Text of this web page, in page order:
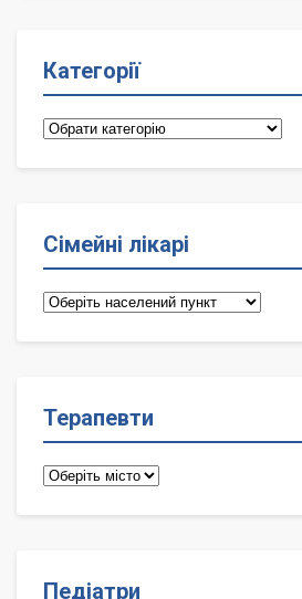
Категорії
Категорії
Сімейні лікарі
Сімейні
Терапевти
Терапевти
Педіатри